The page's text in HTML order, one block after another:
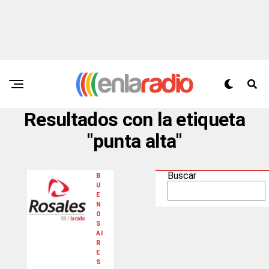
Resultados con la etiqueta
"punta alta"
B
U
E
N
O
S
AI
R
E
S
Buscar